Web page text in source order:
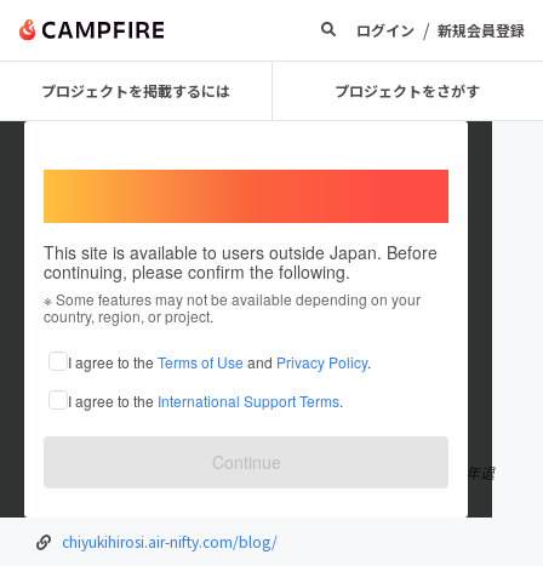
ログイン / 新規会員登録
プロジェクトを掲載するには プロジェクトをさがす
This site is available to users outside Japan. Before
continuing, please confirm the following.
※ Some features may not be available depending on your
country, region, or project.
I agree to the Terms of Use and Privacy Policy.
I agree to the International Support Terms.
Continue
hirosi67
これまでに3回支援して1件のプロジェクトを投稿しています
在住国：日本 現在地：宮城県
出身国：日本 出身地：宮城県
・１９４５年 石巻市に生まれる ・高校卒業後、郵便局就職 ・定年退
職後、日本郵便輸送株式会社入社 ・２００９年 定年退職
chiyukihirosi.air-nifty.com/blog/